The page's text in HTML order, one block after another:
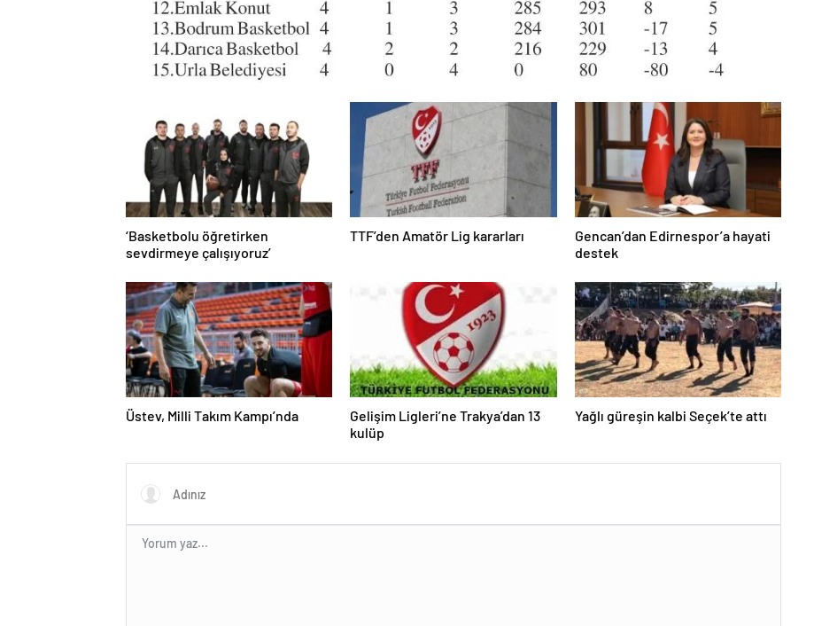
‘Basketbolu öğretirken
sevdirmeye çalışıyoruz’
TTF’den Amatör Lig kararları
Gencan’dan Edirnespor’a hayati
destek
Üstev, Milli Takım Kampı’nda
Gelişim Ligleri’ne Trakya’dan 13
kulüp
Yağlı güreşin kalbi Seçek’te attı